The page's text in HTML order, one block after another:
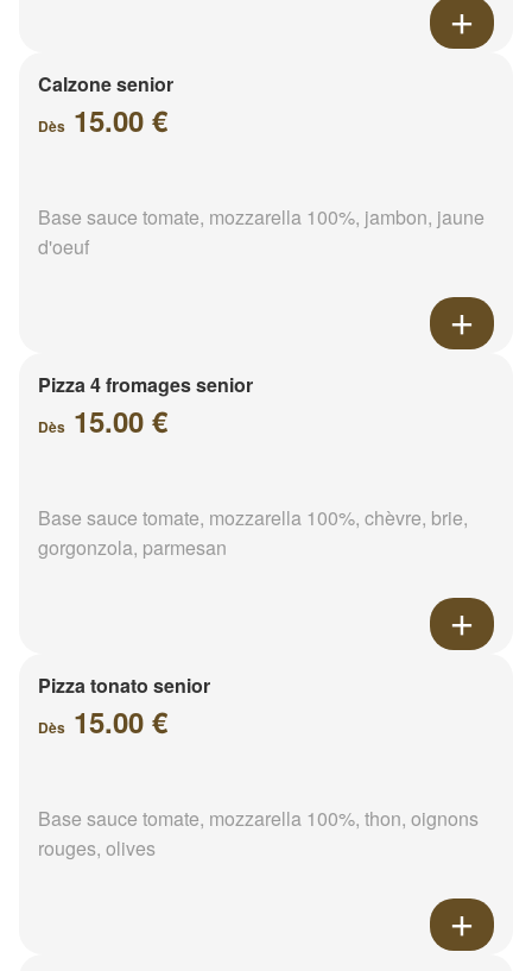
Calzone senior
Dès 15.00 €
Base sauce tomate, mozzarella 100%, jambon, jaune
d'oeuf
Pizza 4 fromages senior
Dès 15.00 €
Base sauce tomate, mozzarella 100%, chèvre, brie,
gorgonzola, parmesan
Pizza tonato senior
Dès 15.00 €
Base sauce tomate, mozzarella 100%, thon, oignons
rouges, olives